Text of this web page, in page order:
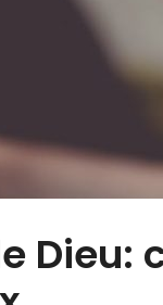
Dieu: